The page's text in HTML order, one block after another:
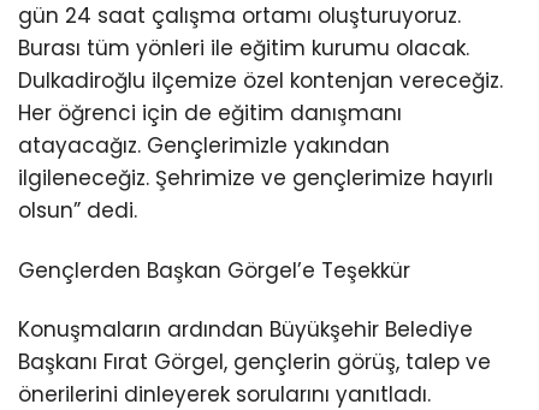
gün 24 saat çalışma ortamı oluşturuyoruz.
Burası tüm yönleri ile eğitim kurumu olacak.
Dulkadiroğlu ilçemize özel kontenjan vereceğiz.
Her öğrenci için de eğitim danışmanı
atayacağız. Gençlerimizle yakından
ilgileneceğiz. Şehrimize ve gençlerimize hayırlı
olsun” dedi.
Gençlerden Başkan Görgel’e Teşekkür
Konuşmaların ardından Büyükşehir Belediye
Başkanı Fırat Görgel, gençlerin görüş, talep ve
önerilerini dinleyerek sorularını yanıtladı.